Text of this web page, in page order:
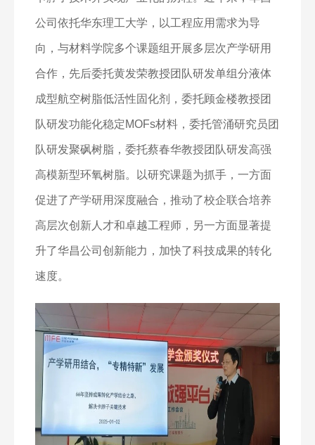
公司依托华东理工大学，以工程应用需求为导
向，与材料学院多个课题组开展多层次产学研用
合作，先后委托黄发荣教授团队研发单组分液体
成型航空树脂低活性固化剂，委托顾金楼教授团
队研发功能化稳定MOFs材料，委托管涌研究员团
队研发聚砜树脂，委托蔡春华教授团队研发高强
高模新型环氧树脂。以研究课题为抓手，一方面
促进了产学研用深度融合，推动了校企联合培养
高层次创新人才和卓越工程师，另一方面显著提
升了华昌公司创新能力，加快了科技成果的转化
速度。